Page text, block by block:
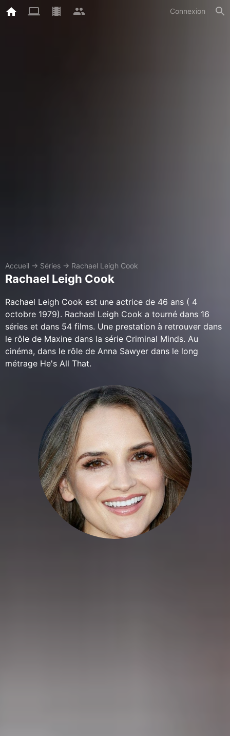
Connexion
Accueil → Séries → Rachael Leigh Cook
Rachael Leigh Cook
Rachael Leigh Cook est une actrice de 46 ans ( 4
octobre 1979). Rachael Leigh Cook a tourné dans 16
séries et dans 54 films. Une prestation à retrouver dans
le rôle de Maxine dans la série Criminal Minds. Au
cinéma, dans le rôle de Anna Sawyer dans le long
métrage He's All That.